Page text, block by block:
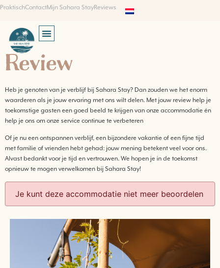
PraktischContactMijn Sahara StayReviews
Review
Heb je genoten van je verblijf bij Sahara Stay? Dan zouden we het enorm
waarderen als je jouw ervaring met ons wilt delen. Met jouw review help je
toekomstige gasten een goed beeld te krijgen van onze accommodatie én
help je ons om onze service continue te verbeteren
Of je nu een ontspannen verblijf, een bijzondere vakantie of een fijne tijd
met familie of vrienden hebt gehad: jouw mening betekent veel voor ons.
Alvast bedankt voor je tijd en vertrouwen. We hopen je in de toekomst
opnieuw te mogen verwelkomen bij Sahara Stay!
Je kunt deze accommodatie niet meer beoordelen